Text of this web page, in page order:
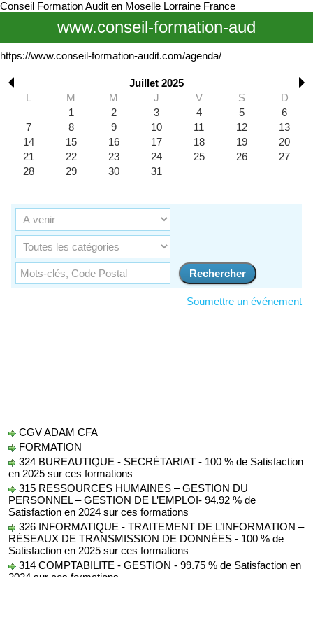
Conseil Formation Audit en Moselle Lorraine France
www.conseil-formation-aud
https://www.conseil-formation-audit.com/agenda/
Juillet 2025
L
M M J V S
D
1
2 3 4 5
6
7
8 9 10 11 12
13
14
15 16 17 18 19
20
21
22 23 24 25 26
27
28
29 30 31
Soumettre un événement
CGV ADAM CFA
FORMATION
324 BUREAUTIQUE - SECRÉTARIAT - 100 % de Satisfaction
en 2025 sur ces formations
315 RESSOURCES HUMAINES – GESTION DU
PERSONNEL – GESTION DE L’EMPLOI- 94.92 % de
Satisfaction en 2024 sur ces formations
326 INFORMATIQUE - TRAITEMENT DE L’INFORMATION –
RÉSEAUX DE TRANSMISSION DE DONNÉES - 100 % de
Satisfaction en 2025 sur ces formations
314 COMPTABILITE - GESTION - 99.75 % de Satisfaction en
2024 sur ces formations